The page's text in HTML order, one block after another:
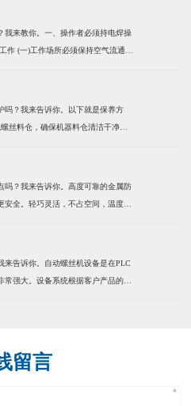
可达到300℃。（2）卡式设计的烙
我来教你。一、操作者必须持电焊操
作 (一)工作场所必须保持空气流通,
查焊机外壳是否接地,电缆是否破
吗？我来告诉你。以下就是保养方
丝料仓，确保机器料仓清洁干净。
。 2、定期清洁自动打螺丝机螺丝
吗？我来告诉你。高度可靠的金属防
全。轻巧灵活，不占空间，温度，
线。特别适合各类电子连接器，
来告诉你。自动螺丝机设备是在PLC
强大。设备系统根据客户产品的实
留言